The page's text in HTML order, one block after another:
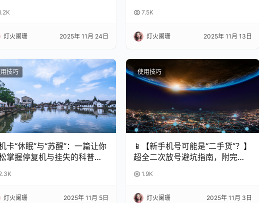
灯火阑珊 2025年 11月 24日
7.5K
灯火阑珊 2025年 11月 13日
技巧
卡“休眠”与“苏醒”：一篇让你
掌握停复机与挂失的科普指
灯火阑珊 2025年 11月 5日
使用技巧
📱【新手机号可能是“二手货”？】
超全二次放号避坑指南，附完美
1.9K
灯火阑珊 2025年 11月 3日